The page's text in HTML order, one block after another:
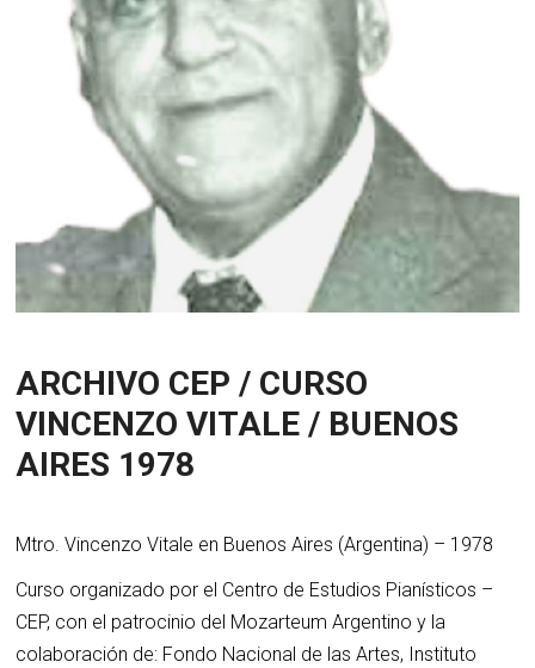
ARCHIVO CEP / CURSO
VINCENZO VITALE / BUENOS
AIRES 1978
Mtro. Vincenzo Vitale en Buenos Aires (Argentina) – 1978
Curso organizado por el Centro de Estudios Pianísticos –
CEP, con el patrocinio del Mozarteum Argentino y la
colaboración de: Fondo Nacional de las Artes, Instituto